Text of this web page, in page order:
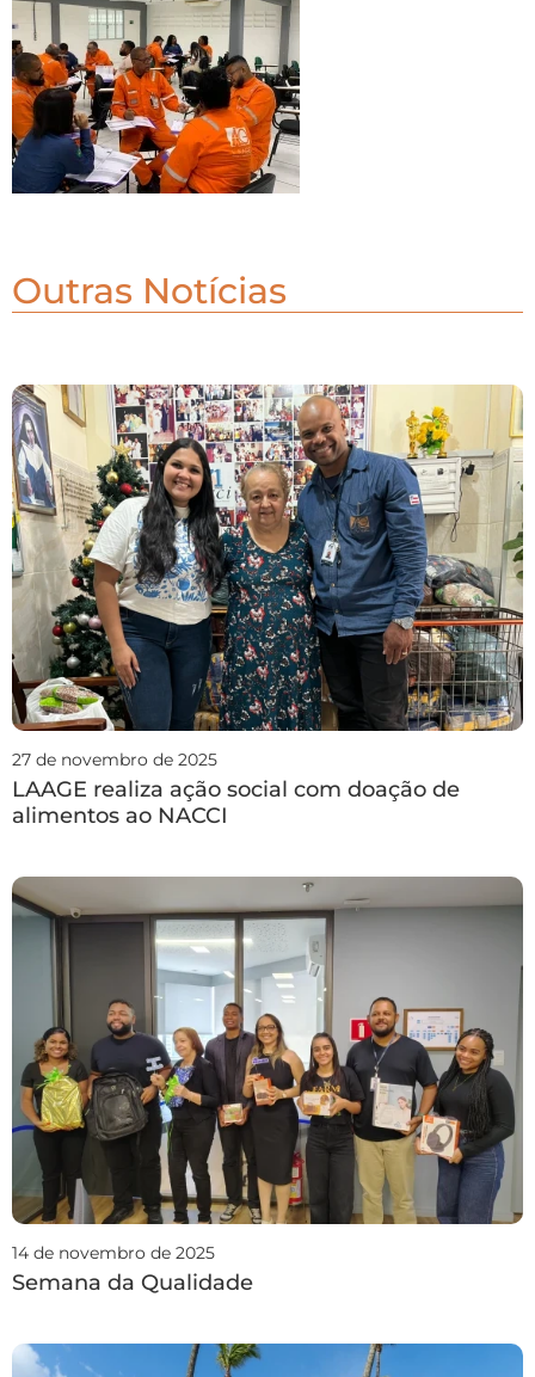
Outras Notícias
27 de novembro de 2025
LAAGE realiza ação social com doação de
alimentos ao NACCI
14 de novembro de 2025
Semana da Qualidade